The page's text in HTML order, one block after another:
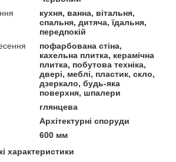
кухня, ванна, вітальня,
спальня, дитяча, їдальня,
передпокій
пофарбована стіна,
кахельна плитка, керамічна
плитка, побутова техніка,
двері, меблі, пластик, скло,
дзеркало, будь-яка
поверхня, шпалери
глянцева
Архітектурні споруди
600 мм
характеристики